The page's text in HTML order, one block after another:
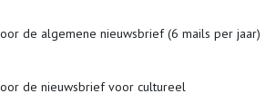
de algemene nieuwsbrief (6 mails per jaar)
de nieuwsbrief voor cultureel